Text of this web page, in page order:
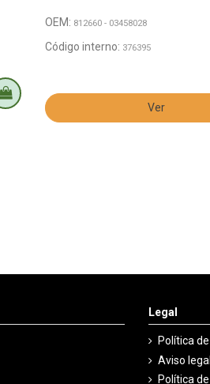
OEM: 812660 - 03458028
Código interno: 376395
Ver
Legal
Política
Aviso
Política